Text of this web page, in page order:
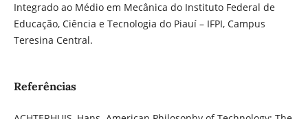
Integrado ao Médio em Mecânica do Instituto Federal de
Educação, Ciência e Tecnologia do Piauí – IFPI, Campus
Teresina Central.
Referências